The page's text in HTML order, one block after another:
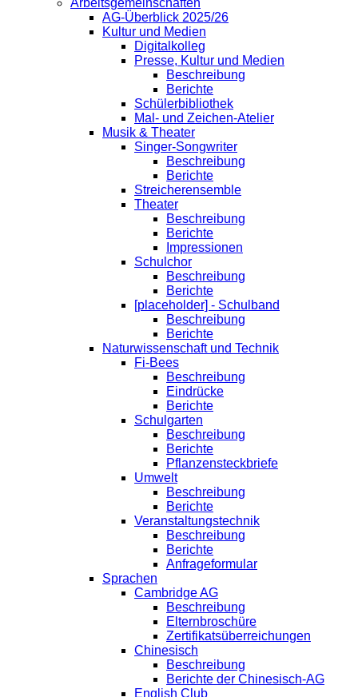
Arbeitsgemeinschaften
AG-Überblick 2025/26
Kultur und Medien
Digitalkolleg
Presse, Kultur und Medien
Beschreibung
Berichte
Schülerbibliothek
Mal- und Zeichen-Atelier
Musik & Theater
Singer-Songwriter
Beschreibung
Berichte
Streicherensemble
Theater
Beschreibung
Berichte
Impressionen
Schulchor
Beschreibung
Berichte
[placeholder] - Schulband
Beschreibung
Berichte
Naturwissenschaft und Technik
Fi-Bees
Beschreibung
Eindrücke
Berichte
Schulgarten
Beschreibung
Berichte
Pflanzensteckbriefe
Umwelt
Beschreibung
Berichte
Veranstaltungstechnik
Beschreibung
Berichte
Anfrageformular
Sprachen
Cambridge AG
Beschreibung
Elternbroschüre
Zertifikatsüberreichungen
Chinesisch
Beschreibung
Berichte der Chinesisch-AG
English Club